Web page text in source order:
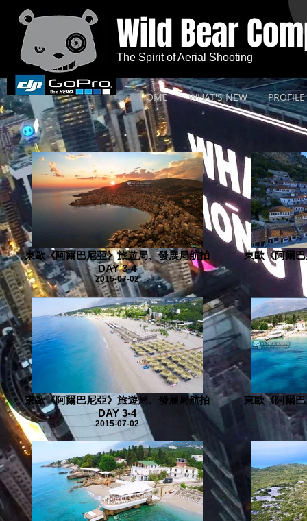
HOME WHAT'S NEW PROFILE
Wild Bear
The Spirit of Aerial Shooting
東歐《阿爾巴尼亞》旅遊局、發展局航拍
DAY 3-4
2015-07-02
東歐《阿爾
東歐《阿爾巴尼亞》旅遊局、發展局航拍
DAY 3-4
2015-07-02
東歐《阿爾